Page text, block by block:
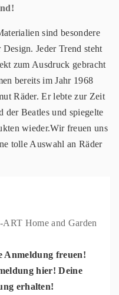
sind besondere
Jeder Trend steht
zum Ausdruck gebracht
bereits im Jahr 1968
Räder. Er lebte zur Zeit
der Beatles und spiegelte
wieder.Wir freuen uns
tolle Auswahl an Räder
Anmeldung freuen!
hier! Deine
erhalten!